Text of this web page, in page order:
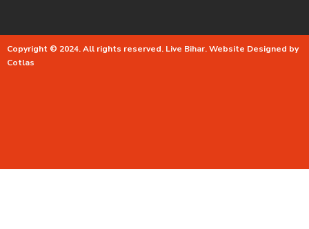
Copyright © 2024. All rights reserved. Live Bihar.Website Designed by
Cotlas